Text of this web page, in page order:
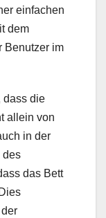
einfachen
dem
Benutzer im
dass die
allein von
in der
des
das Bett